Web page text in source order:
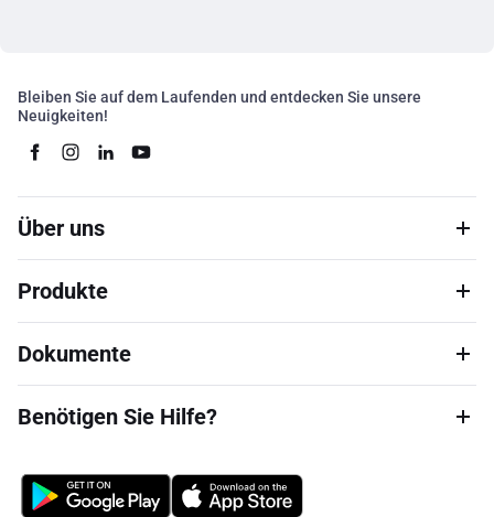
Bleiben Sie auf dem Laufenden und entdecken Sie unsere
Neuigkeiten!
Über uns
Produkte
Dokumente
Benötigen Sie Hilfe?